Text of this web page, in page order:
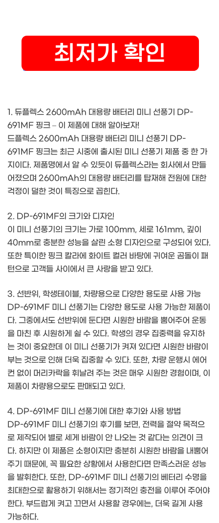
1. 듀플렉스 2600mAh 대용량 배터리 미니 선풍기 DP-
691MF 핑크 – 이 제품에 대해 알아보자!
드플렉스 2600mAh 대용량 배터리 미니 선풍기 DP-
691MF 핑크는 최근 시중에 출시된 미니 선풍기 제품 중 한 가
지이다. 제품명에서 알 수 있듯이 듀플렉스라는 회사에서 만들
어졌으며 2600mAh의 대용량 배터리를 탑재해 전원에 대한
걱정이 덜한 것이 특징으로 꼽힌다.
2. DP-691MF의 크기와 디자인
이 미니 선풍기의 크기는 가로 100mm, 세로 161mm, 깊이
40mm로 충분한 성능을 살린 소형 디자인으로 구성되어 있다.
또한 특이한 핑크 칼라에 화이트 컬러 바탕에 귀여운 곰돌이 패
턴으로 고객들 사이에서 큰 사랑을 받고 있다.
3. 선반위, 학생테이블, 차량용으로 다양한 용도로 사용 가능
DP-691MF 미니 선풍기는 다양한 용도로 사용 가능한 제품이
다. 그중에서도 선반위에 둔다면 시원한 바람을 뿜어주어 운동
을 마친 후 시원하게 쉴 수 있다. 학생의 경우 집중력을 유지하
는 것이 중요한데 이 미니 선풍기가 켜져 있다면 시원한 바람이
부는 것으로 인해 더욱 집중할 수 있다. 또한, 차량 운행시 에어
컨 없이 머리카락을 휘날려 주는 것은 매우 시원한 경험이며, 이
제품이 차량용으로도 판매되고 있다.
4. DP-691MF 미니 선풍기에 대한 후기와 사용 방법
DP-691MF 미니 선풍기의 후기를 보면, 전력을 절약 목적으
로 제작되어 별로 세게 바람이 안 나오는 것 같다는 의견이 크
다. 하지만 이 제품은 소형이지만 충분히 시원한 바람을 내뿜어
주기 때문에, 꼭 필요한 상황에서 사용한다면 만족스러운 성능
을 발휘한다. 또한, DP-691MF 미니 선풍기의 베터리 수명을
최대한으로 활용하기 위해서는 정기적인 충전을 이루어 주어야
한다. 부드럽게 켜고 끄면서 사용할 경우에는, 더욱 길게 사용
가능하다.